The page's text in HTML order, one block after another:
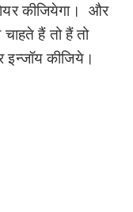
कीजियेगा। और
हैं तो हैं तो
कीजिये।